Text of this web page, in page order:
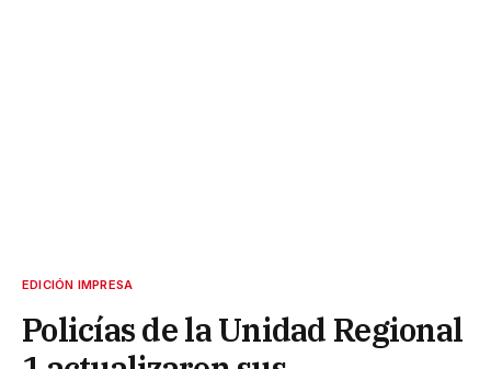
EDICIÓN IMPRESA
Policías de la Unidad Regional